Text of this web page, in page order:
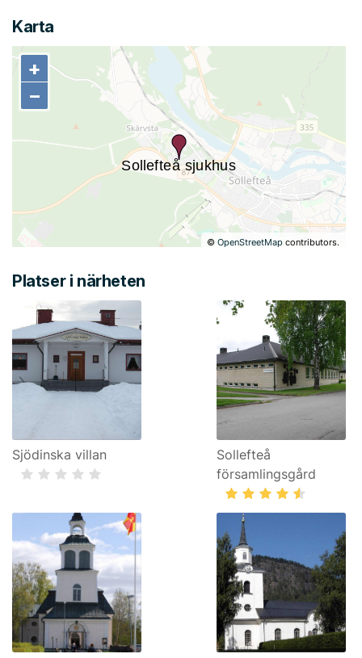
Karta
+
−
©OpenStreetMap contributors.
+
−
Platser i närheten
Sjödinska villan
Sollefteå
församlingsgård